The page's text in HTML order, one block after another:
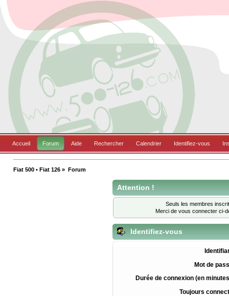
Accueil Forum Aide Rechercher Calendrier Identifiez-vous
Fiat 500 • Fiat 126 » Forum
Attention !
Seuls les membres
Merci de vous connecter ci-
Identifiez-vous
Mot de
Durée de connexion (en
Toujours